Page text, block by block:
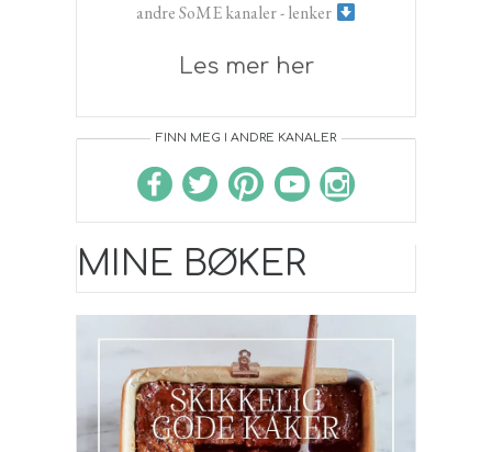
andre SoME kanaler - lenker
Les mer her
FINN MEG I ANDRE KANALER
MINE BØKER